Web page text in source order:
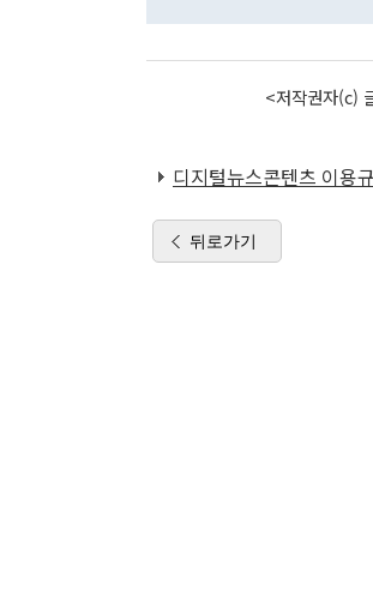
<저작권자(c)
디지털뉴스콘텐츠 이용
뒤로가기